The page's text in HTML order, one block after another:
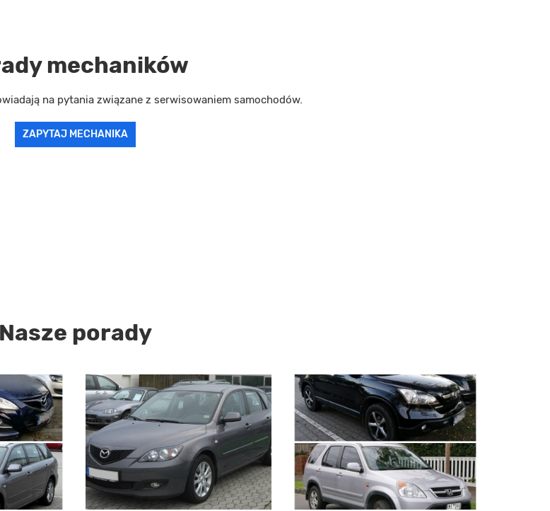
mechaników
na pytania związane z serwisowaniem samochodów.
ZAPYTAJ MECHANIKA
Nasze porady